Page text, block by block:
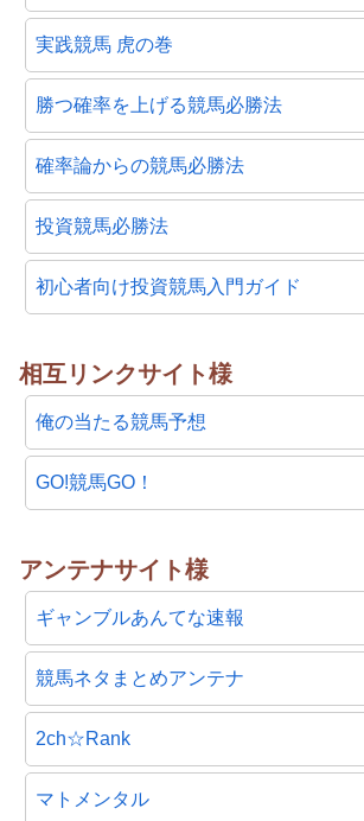
実践競馬 虎の巻
勝つ確率を上げる競馬必勝法
確率論からの競馬必勝法
投資競馬必勝法
初心者向け投資競馬入門ガイド
相互リンクサイト様
俺の当たる競馬予想
GO!競馬GO！
アンテナサイト様
ギャンブルあんてな速報
競馬ネタまとめアンテナ
2ch☆Rank
マトメンタル